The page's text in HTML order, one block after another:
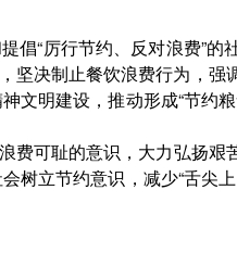
“厉行节约、反对浪费”的
坚决制止餐饮浪费行为，强
明建设，推动形成“节约
可耻的意识，大力弘扬艰
立节约意识，减少“舌尖